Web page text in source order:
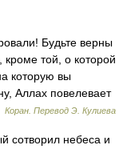
Будьте верны
кроме той, о которой
которую вы
Аллах повелевает
Коран. Перевод Э. Кулиева
сотворил небеса и